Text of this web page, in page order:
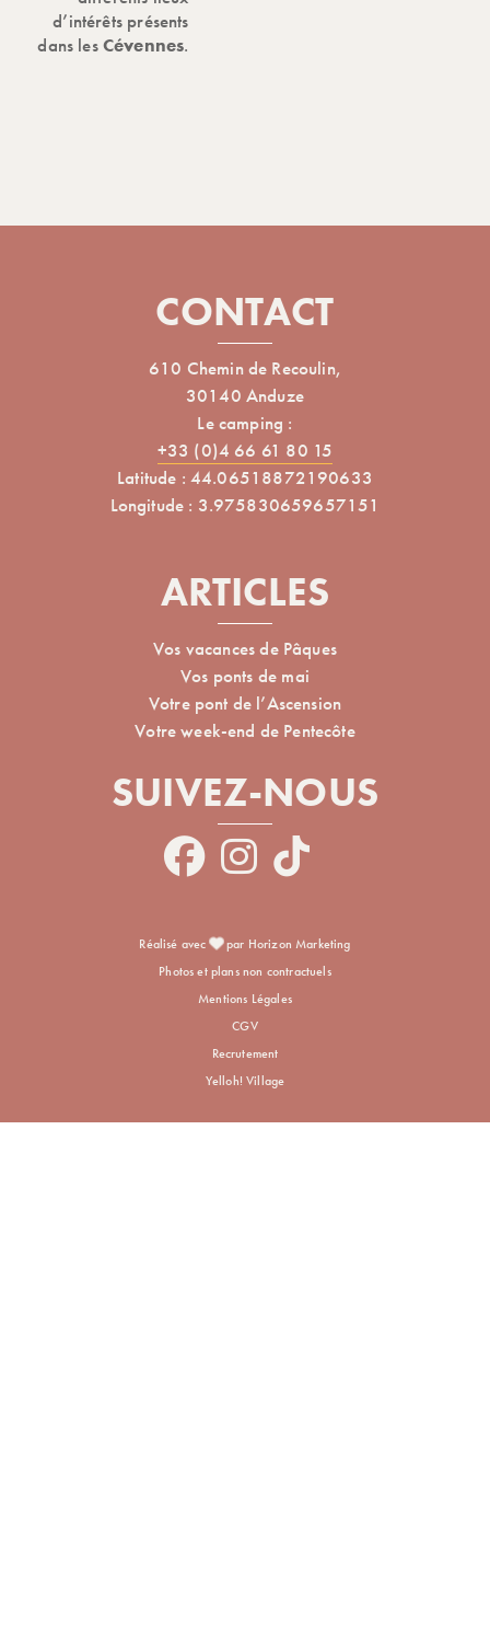
d’intérêts présents
dans lesCévennes.
CONTACT
610 Chemin de Recoulin,
30140 Anduze
Le camping :
+33 (0)4 66 61 80 15
Latitude : 44.06518872190633
Longitude : 3.975830659657151
ARTICLES
Vos vacances de Pâques
Vos ponts de mai
Votre pont de l’Ascension
Votre week-end de Pentecôte
SUIVEZ-NOUS
Réalisé avec
par Horizon Marketing
Photos et plans non contractuels
Mentions Légales
CGV
Recrutement
Yelloh! Village